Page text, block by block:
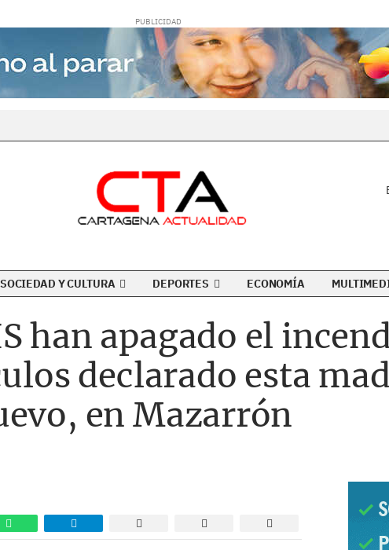
SOCIEDAD Y CULTURA DEPORTES ECONOMÍA
han apagado el
declarado esta
en Mazarrón